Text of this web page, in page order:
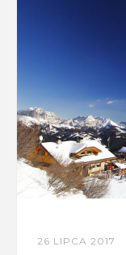
26 LIPCA 2017